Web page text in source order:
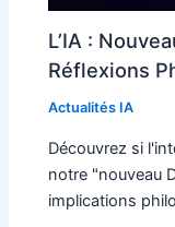
L’IA :
Réflexions
Actualités IA
Découvrez si
notre "nouveau
implications